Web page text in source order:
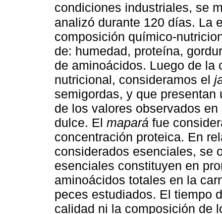
condiciones industriales, se
analizó durante 120 días. La
composición químico-
de: humedad, proteína,
de aminoácidos. Luego de
nutricional, consideramos el
semigordas, y que
de los valores observados
dulce. El mapará fue
concentración proteica. En
considerados esenciales, se
esenciales constituyen en
aminoácidos totales en la
peces estudiados. El tiempo
calidad ni la composición de